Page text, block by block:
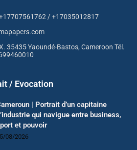
/ +17035012817
35435 Yaoundé-Bastos, Cameroon Tél.
/ Evocation
| Portrait d’un capitaine
qui navigue entre business,
et pouvoir
08/2026